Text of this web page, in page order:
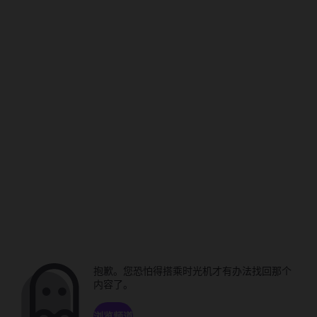
抱歉。您恐怕得搭乘时光机才有办法找回那个
内容了。